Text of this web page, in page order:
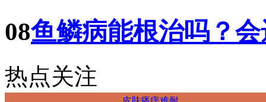
08鱼鳞病能根治吗？
热点关注